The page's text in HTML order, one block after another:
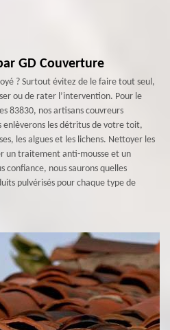
GD Couverture
? Surtout évitez de le faire tout seul,
ou de rater l’intervention. Pour le
83830, nos artisans couvreurs
les détritus de votre toit,
les algues et les lichens. Nettoyer les
un traitement anti-mousse et un
nous saurons quelles
pulvérisés pour chaque type de